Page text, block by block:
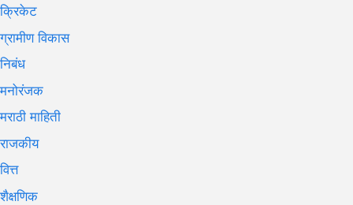
क्रिकेट
ग्रामीण विकास
निबंध
मनोरंजक
मराठी माहिती
राजकीय
वित्त
शैक्षणिक